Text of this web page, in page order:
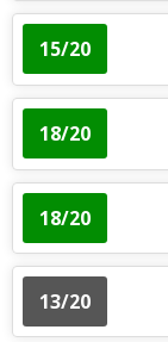
15/20
18/20
18/20
13/20